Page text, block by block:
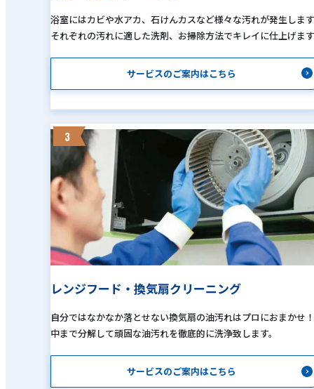
浴室にはカビや水アカ、石けんカスなど様々な汚れが発生しま
それぞれの汚れに適した洗剤、お掃除方法でキレイに仕上げま
サービスのご案内はこちら
3
レンジフード・換気扇クリーニング
自分ではなかなか落とせない換気扇の油汚れはプロにおまかせ！
中まで分解して頑固な油汚れを徹底的に洗浄致します。
サービスのご案内はこちら